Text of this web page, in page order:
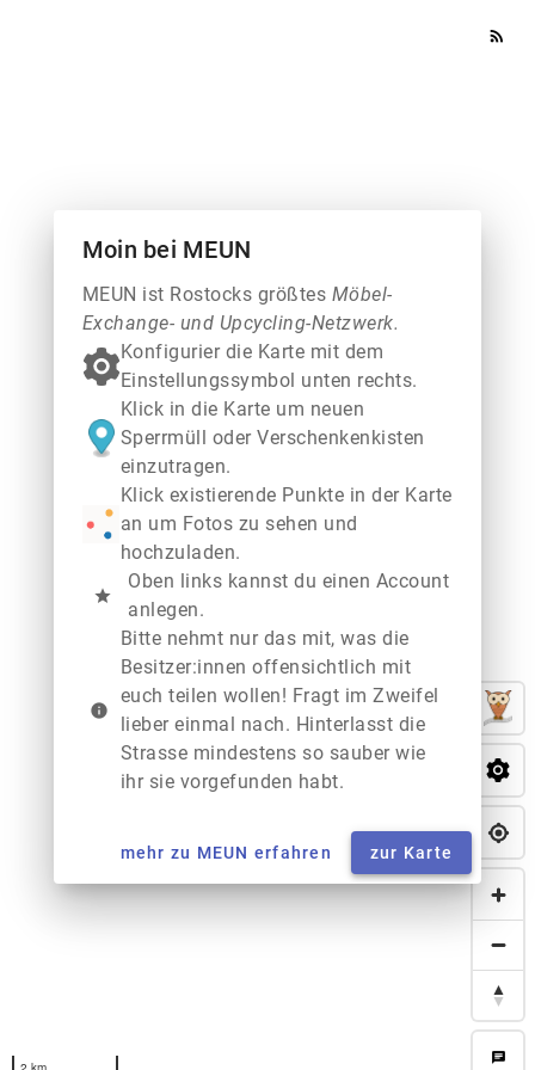
rss_feed
chat
Moin bei MEUN
MEUN ist Rostocks größtes Möbel-
Exchange- und Upcycling-Netzwerk.
Konfigurier die Karte mit dem
Einstellungssymbol unten rechts.
Klick in die Karte um neuen
Sperrmüll oder Verschenkenkisten
einzutragen.
Klick existierende Punkte in der Karte
an um Fotos zu sehen und
hochzuladen.
star
Oben links kannst du einen Account
anlegen.
info
Bitte nehmt nur das mit, was die
Besitzer:innen offensichtlich mit
euch teilen wollen! Fragt im Zweifel
lieber einmal nach. Hinterlasst die
Strasse mindestens so sauber wie
ihr sie vorgefunden habt.
mehr zu MEUN erfahren zur Karte